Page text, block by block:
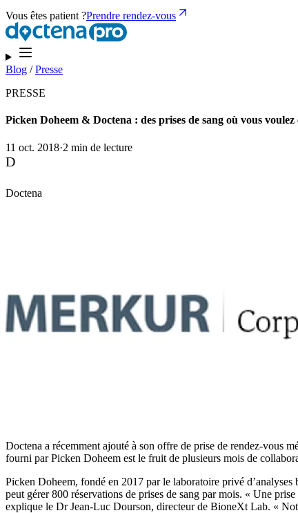
Vous êtes patient ?Prendre rendez-vous
Blog /Presse
PRESSE
Picken Doheem & Doctena : des prises de sang où vous voulez
11 oct. 2018·2 min de lecture
D
Doctena
Doctena a récemment ajouté à son offre de prise de rendez-vous
fourni par Picken Doheem est le fruit de plusieurs mois de
Picken Doheem, fondé en 2017 par le laboratoire privé
peut gérer 800 réservations de prises de sang par mois. « Une
explique le Dr Jean-Luc Dourson, directeur de BioneXt Lab. «